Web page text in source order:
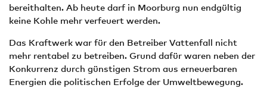
bereithalten. Ab heute darf in Moorburg nun endgültig
keine Kohle mehr verfeuert werden.
Das Kraftwerk war für den Betreiber Vattenfall nicht
mehr rentabel zu betreiben. Grund dafür waren neben der
Konkurrenz durch günstigen Strom aus erneuerbaren
Energien die politischen Erfolge der Umweltbewegung.